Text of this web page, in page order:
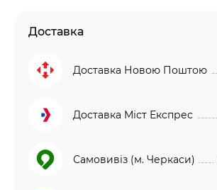
Доставка
Доставка Новою Поштою
Доставка Міст Експрес
Самовивіз (м. Черкаси)